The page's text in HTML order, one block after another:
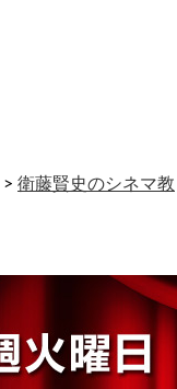
> 衛藤賢史のシネマ教